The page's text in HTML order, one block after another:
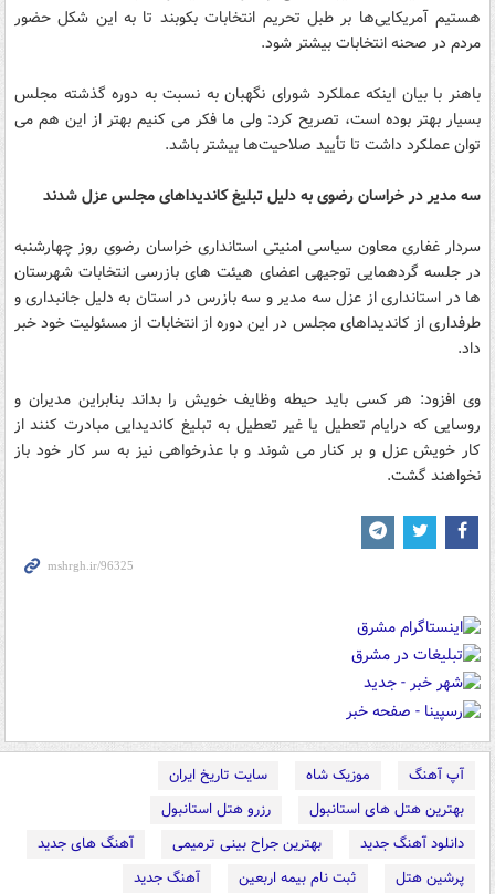
هستیم آمریکایی‌ها بر طبل تحریم انتخابات بکوبند تا به این شکل حضور
مردم در صحنه انتخابات بیشتر شود.
باهنر با بیان اینکه عملکرد شورای نگهبان به نسبت به دوره گذشته مجلس
بسیار بهتر بوده است، تصریح کرد: ولی ما فکر می‌ کنیم بهتر از این هم می‌
توان عملکرد داشت تا تأیید‌ صلاحیت‌ها بیشتر باشد.
سه مدیر در خراسان رضوی به دلیل تبلیغ کاندیداهای مجلس عزل شدند
سردار غفاری معاون سیاسی امنیتی استانداری خراسان رضوی روز چهارشنبه
در جلسه گردهمایی توجیهی اعضای هیئت های بازرسی انتخابات شهرستان
ها در استانداری از عزل سه مدیر و سه بازرس در استان به دلیل جانبداری و
طرفداری از کاندیداهای مجلس در این دوره از انتخابات از مسئولیت خود خبر
داد.
وی افزود: هر کسی باید حیطه وظایف خویش را بداند بنابراین مدیران و
روسایی که درایام تعطیل یا غیر تعطیل به تبلیغ کاندیدایی مبادرت کنند از
کار خویش عزل و بر کنار می شوند و با عذرخواهی نیز به سر کار خود باز
نخواهند گشت.
آپ آهنگ موزیک شاه
سایت تاریخ ایران
بهترین هتل های استانبول
رزرو هتل استانبول
دانلود آهنگ جدید
بهترین جراح بینی ترمیمی
آهنگ های جدید
پرشین هتل
ثبت نام بیمه اربعین
آهنگ جدید